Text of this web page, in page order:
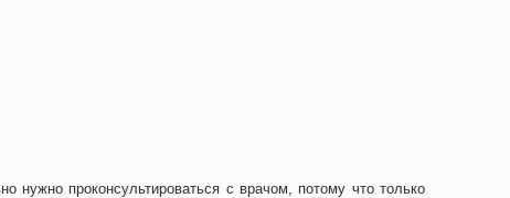
проконсультироваться с врачом, потому что только